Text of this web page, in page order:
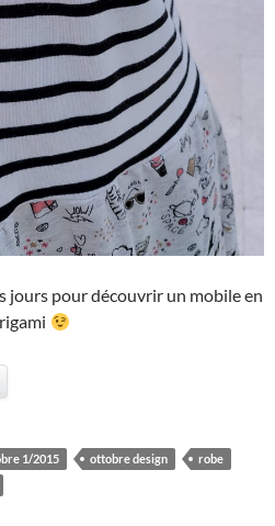
jours pour découvrir un mobile en
1/2015 ottobre design
robe